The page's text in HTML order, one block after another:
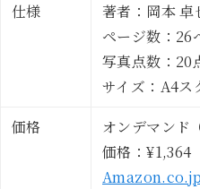
仕様
著者：岡本 卓
ページ数：26
写真点数：20
サイズ：A4ス
価格
オンデマンド
価格：¥1,364
Amazon.co.jp